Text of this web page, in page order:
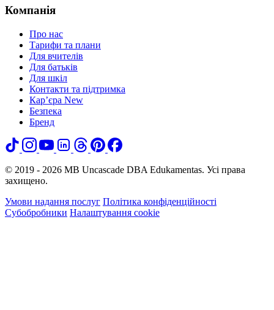
Компанія
Про нас
Тарифи та плани
Для вчителів
Для батьків
Для шкіл
Контакти та підтримка
Кар’єра New
Безпека
Бренд
© 2019 - 2026 MB Uncascade DBA Edukamentas. Усі права
захищено.
Умови надання послуг Політика конфіденційності
Субобробники Налаштування cookie